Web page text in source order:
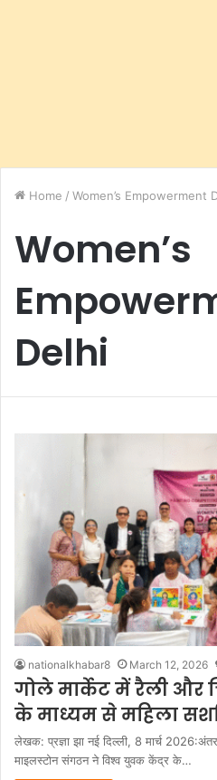
Home / Women’s Empowerment
Women’s
Delhi
nationalkhabar8 March 12, 2026
गोले मार्केट में रैली और
के माध्यम से महिला
लेखक: प्रज्ञा झा नई दिल्ली, 8 मार्च
माइलस्टोन संगठन ने विश्व युवक केंद्र के…